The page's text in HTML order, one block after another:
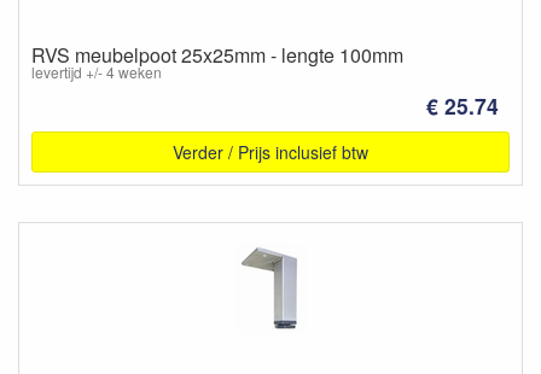
RVS meubelpoot 25x25mm - lengte 100mm
levertijd +/- 4 weken
€ 25.74
Verder / Prijs inclusief btw